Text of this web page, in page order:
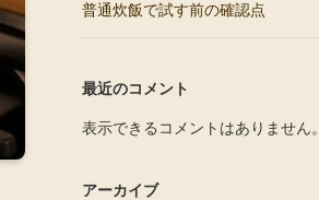
普通炊飯で試す前の確認点
最近のコメント
表示できるコメントはありません。
アーカイブ